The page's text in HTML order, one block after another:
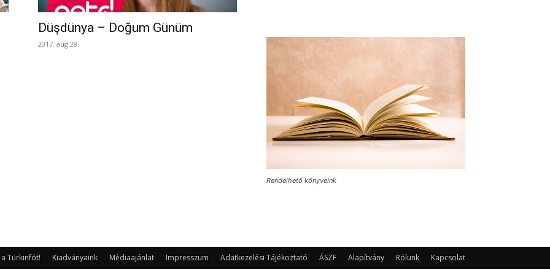
Düşdünya – Doğum Günüm
2017. aug 28.
Rendelhető könyveink
Türkinfót! Kiadványaink Médiaajánlat Impresszum Adatkezelési Tájékoztató ÁSZF Alapítvány Rólunk Kapcsolat